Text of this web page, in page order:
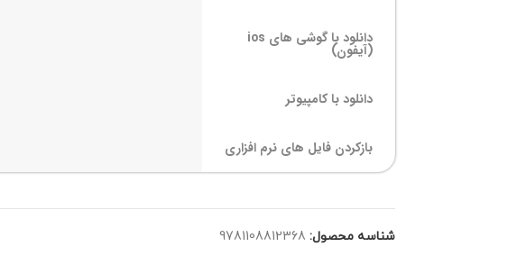
دانلود با گوشی های ios
(آیفون)
دانلود با کامپیوتر
بازکردن فایل های نرم افزاری
شناسه محصول: 9781108812368